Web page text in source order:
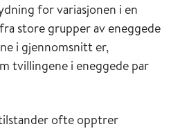
for variasjonen i en
store grupper av eneggede
i gjennomsnitt er,
tvillingene i eneggede par
ofte opptrer